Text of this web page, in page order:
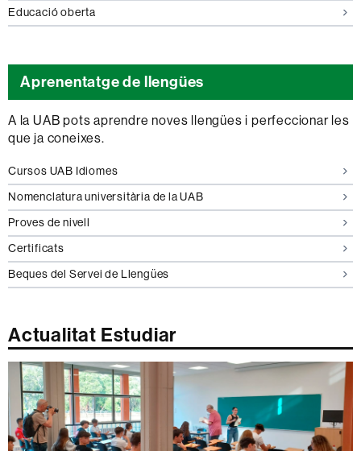
Educació oberta
Aprenentatge de llengües
A la UAB pots aprendre noves llengües i perfeccionar les
que ja coneixes.
Cursos UAB Idiomes
Nomenclatura universitària de la UAB
Proves de nivell
Certificats
Beques del Servei de Llengües
Actualitat Estudiar